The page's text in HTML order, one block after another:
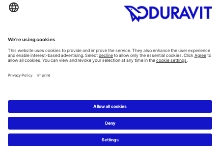
Underskåp väggmonterat Underskåp väggmonterat